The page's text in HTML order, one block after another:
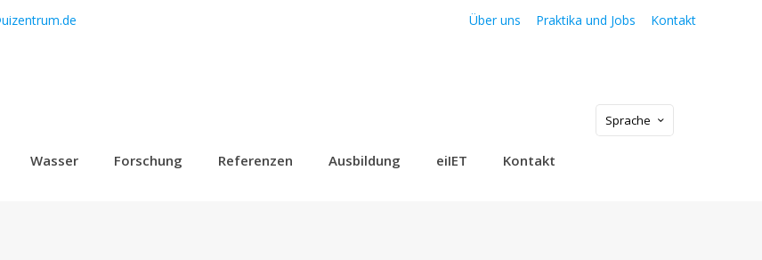
Über uns Praktika und Jobs Kontakt
Wasser Forschung Referenzen Ausbildung eiIET Kontakt
Sprache